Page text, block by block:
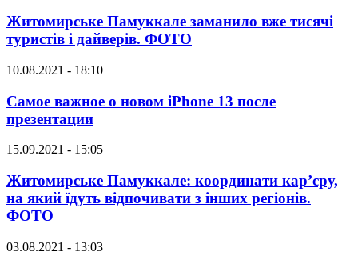
Житомирське Памуккале заманило вже тисячі
туристів і дайверів. ФОТО
10.08.2021 - 18:10
Самое важное о новом iPhone 13 после
презентации
15.09.2021 - 15:05
Житомирське Памуккале: координати кар’єру,
на який їдуть відпочивати з інших регіонів.
ФОТО
03.08.2021 - 13:03